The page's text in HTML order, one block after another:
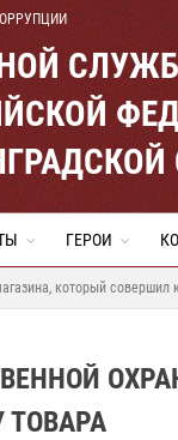
ГЕРОИ
который совершил